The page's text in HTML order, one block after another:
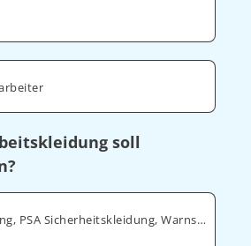
soll
Standard Arbeitskleidung, PSA Sicherheitskleidung, Warnschutz, ESD